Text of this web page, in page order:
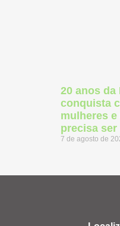
20 anos da
conquista
mulheres
precisa
7 de agosto de